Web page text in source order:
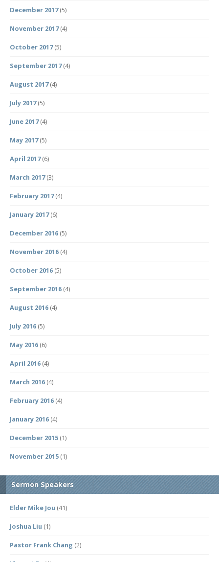
December 2017(5)
November 2017(4)
October 2017(5)
September 2017(4)
August 2017(4)
July 2017(5)
June 2017(4)
May 2017(5)
April 2017(6)
March 2017(3)
February 2017(4)
January 2017(6)
December 2016 (5)
November 2016 (4)
October 2016 (5)
September 2016 (4)
August 2016 (4)
July 2016 (5)
May 2016 (6)
April 2016 (4)
March 2016 (4)
February 2016 (4)
January 2016 (4)
December 2015 (1)
November 2015 (1)
Sermon Speakers
Elder Mike Jou (41)
Joshua Liu (1)
Pastor Frank Chang (2)